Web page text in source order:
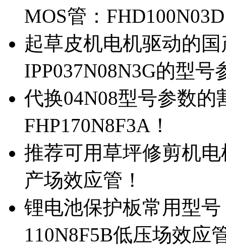
MOS管：
起草皮机电机驱动的
IPP037N08N3G的型号
代换04N08型号参数
FHP170N8F3A！
推荐可用草坪修剪机电
产场效应管！
锂电池保护板常用型号
110N8F5B低压场效应